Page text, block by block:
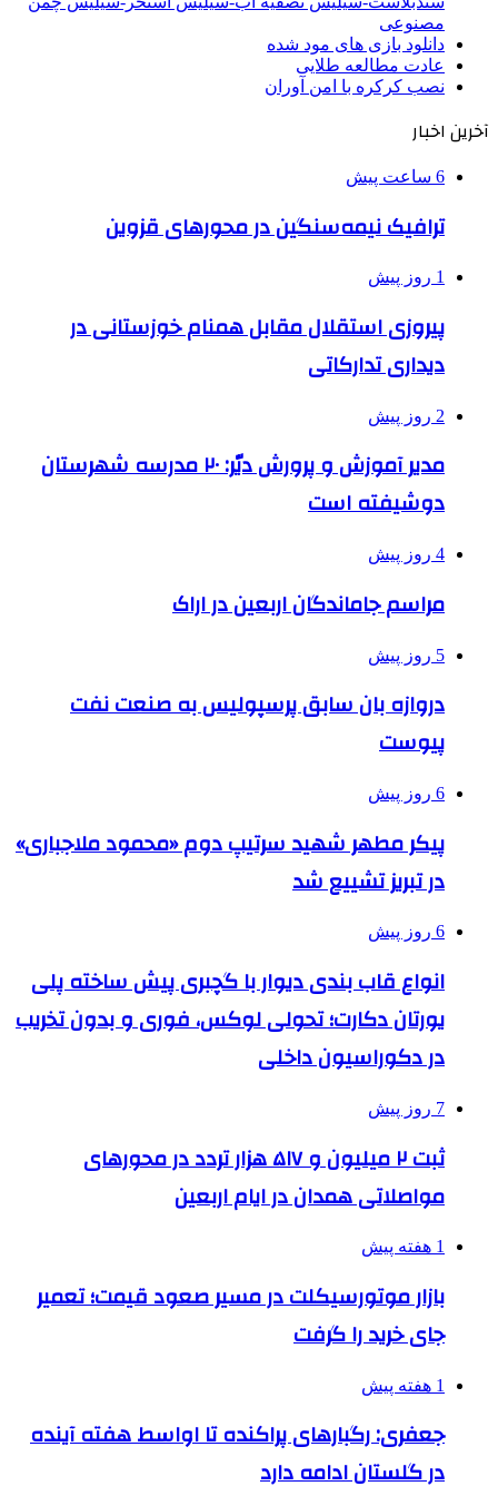
مصنوعی
دانلود بازی های مود شده
عادت مطالعه طلایی
نصب کرکره با امن آوران
آخرین اخبار
6 ساعت پیش
ترافیک نیمه‌سنگین در محورهای قزوین
1 روز پیش
پیروزی استقلال مقابل همنام خوزستانی در
دیداری تدارکاتی
2 روز پیش
مدیر آموزش و پرورش دیّر: ۲۰ مدرسه شهرستان
دوشیفته است
4 روز پیش
مراسم جاماندگان اربعین در اراک
5 روز پیش
دروازه بان سابق پرسپولیس به صنعت نفت
پیوست
6 روز پیش
پیکر مطهر شهید سرتیپ دوم «محمود ملاجباری»
در تبریز تشییع شد
6 روز پیش
انواع قاب بندی دیوار با گچبری پیش ساخته پلی
یورتان دکارت؛ تحولی لوکس، فوری و بدون تخریب
در دکوراسیون داخلی
7 روز پیش
ثبت ۲ میلیون و ۵۱۷ هزار تردد در محورهای
مواصلاتی همدان در ایام اربعین
1 هفته پیش
بازار موتورسیکلت در مسیر صعود قیمت؛ تعمیر
جای خرید را گرفت
1 هفته پیش
جعفری: رگبارهای پراکنده تا اواسط هفته آینده
در گلستان ادامه دارد